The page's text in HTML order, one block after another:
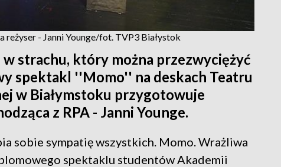
- Janni Younge/fot. TVP3 Białystok
strachu, który można przezwyciężyć
spektakl ''Momo'' na deskach Teatru
w Białymstoku przygotowuje
z RPA - Janni Younge.
sobie sympatię wszystkich. Momo. Wrażliwa
spektaklu studentów Akademii